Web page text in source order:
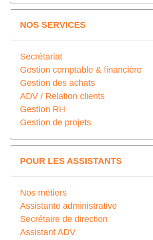
NOS SERVICES
Secrétariat
Gestion comptable & financière
Gestion des achats
ADV / Relation clients
Gestion RH
Gestion de projets
POUR LES ASSISTANTS
Nos métiers
Assistante administrative
Secrétaire de direction
Assistant ADV